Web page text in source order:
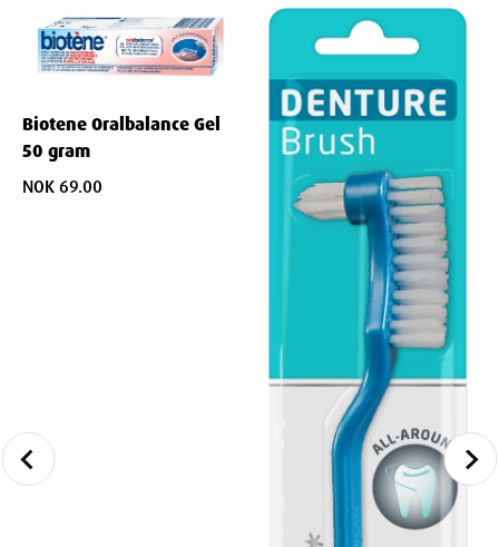
Biotene Oralbalance Gel
50 gram
NOK 69.00